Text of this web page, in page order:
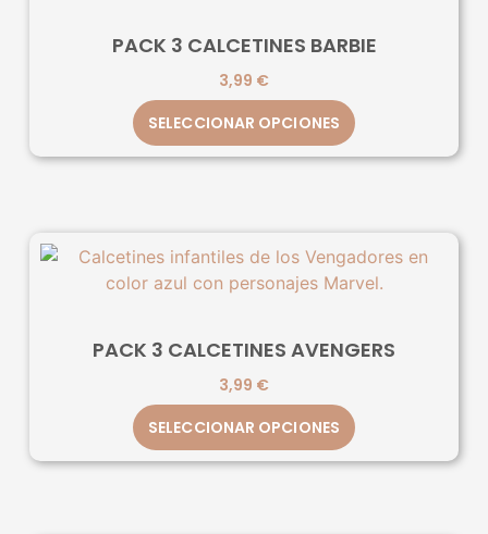
PACK 3 CALCETINES BARBIE
3,99 €
SELECCIONAR OPCIONES
PACK 3 CALCETINES AVENGERS
3,99 €
SELECCIONAR OPCIONES